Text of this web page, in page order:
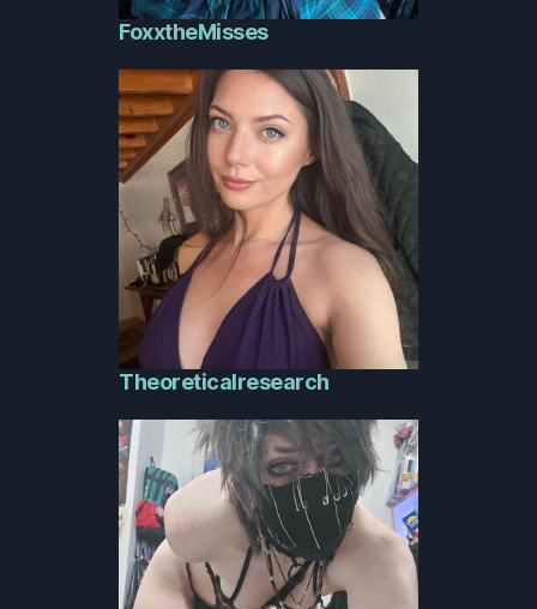
FoxxtheMisses
Theoreticalresearch